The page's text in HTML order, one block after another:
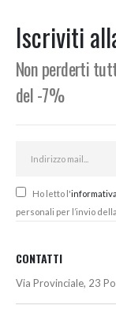
Iscriviti
Non perderti
del -7%
Ho letto l'
personali per l’invio
CONTATTI
Via Provinciale, 23